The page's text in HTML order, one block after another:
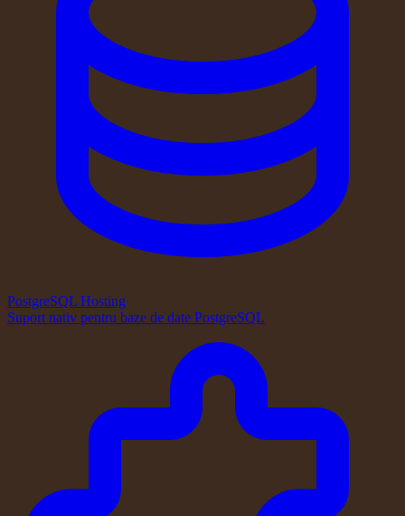
PostgreSQL Hosting
Suport nativ pentru baze de date PostgreSQL